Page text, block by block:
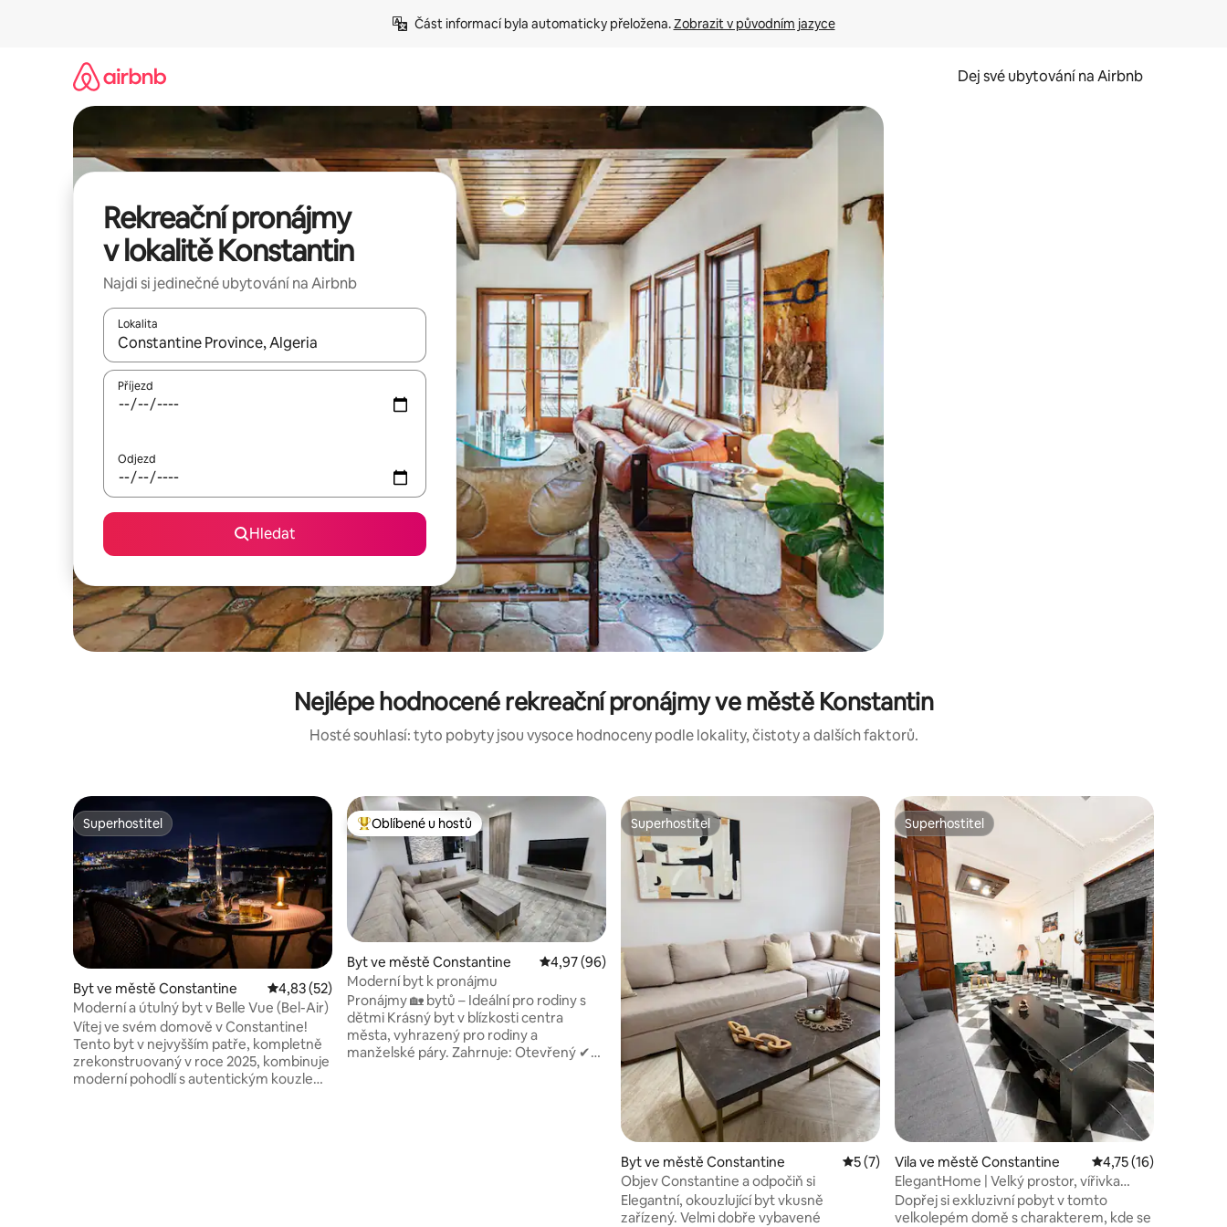
Část informací byla automaticky přeložena. Zobrazit v původním jazyce
Dej své ubytování na Airbnb
Rekreační pronájmy
v lokalitě Konstantin
Najdi si jedinečné ubytování na Airbnb
Lokalita
Až budou výsledky k dispozici, můžeš si je procházet pomocí šipek nahoru a dolů, dotykem nebo přejetím prstem.
Příjezd
Odjezd
Hledat
Nejlépe hodnocené rekreační pronájmy ve městě Konstantin
Hosté souhlasí: tyto pobyty jsou vysoce hodnoceny podle lokality, čistoty a dalších faktorů.
Superhostitel
Superhostitel
Byt ve městě Constantine Průměrné hodnocení 4,83 z 5, 52 hodnocení
4,83 (52)
Moderní a útulný byt v Belle Vue (Bel-Air)
Vítej ve svém domově v Constantine!
Tento byt v nejvyšším patře, kompletně
zrekonstruovaný v roce 2025, kombinuje
moderní pohodlí s autentickým kouzlem.
Nejlepší v kategorii Oblíbené u hostů
Oblíbené u hostů
Byt ve městě Constantine Průměrné hodnocení 4,97 z 5, 96 hodnocení
4,97 (96)
Moderní byt k pronájmu
Pronájmy 🏡 bytů – Ideální pro rodiny s
dětmi Krásný byt v blízkosti centra
města, vyhrazený pro rodiny a
manželské páry. Zahrnuje: Otevřený ✔
Superhostitel
Superhostitel
Byt ve městě Constantine Průměrné hodnocení 5 z 5, 7 hodnocení
5 (7)
Objev Constantine a odpočiň si
Elegantní, okouzlující byt vkusně
zařízený. Velmi dobře vybavené
Superhostitel
Superhostitel
Vila ve městě Constantine Průměrné hodnocení
4,75 (16)
ElegantHome | Velký prostor, vířivka
a klimatizace
Dopřej si exkluzivní pobyt v tomto
velkolepém domě s charakterem, kde se